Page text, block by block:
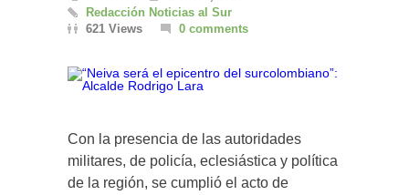
Redacción Noticias al Sur
621 Views
0 comments
Con la presencia de las autoridades
militares, de policía, eclesiástica y política
de la región, se cumplió el acto de